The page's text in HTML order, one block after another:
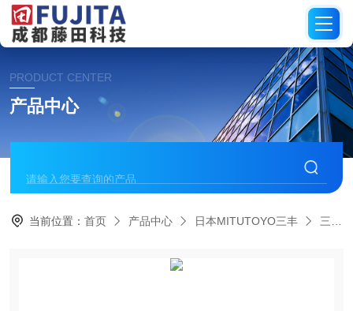
PRODUCT CENTER
产品中心
当前位置：首页 产品中心 日本MITUTOYO三丰 三坐标测量仪